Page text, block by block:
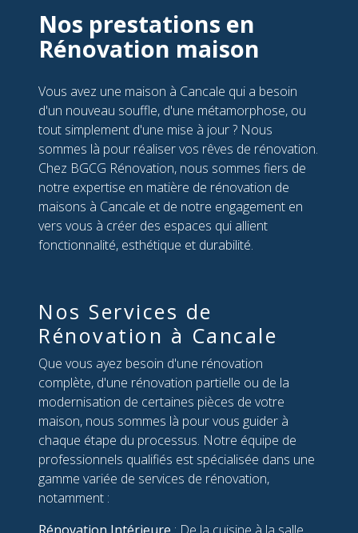
Nos prestations en
Rénovation maison
Vous avez une maison à Cancale qui a besoin
d'un nouveau souffle, d'une métamorphose, ou
tout simplement d'une mise à jour ? Nous
sommes là pour réaliser vos rêves de rénovation.
Chez BGCG Rénovation, nous sommes fiers de
notre expertise en matière de rénovation de
maisons à Cancale et de notre engagement en
vers vous à créer des espaces qui allient
fonctionnalité, esthétique et durabilité.
Nos Services de
Rénovation à Cancale
Que vous ayez besoin d'une rénovation
complète, d'une rénovation partielle ou de la
modernisation de certaines pièces de votre
maison, nous sommes là pour vous guider à
chaque étape du processus. Notre équipe de
professionnels qualifiés est spécialisée dans une
gamme variée de services de rénovation,
notamment :